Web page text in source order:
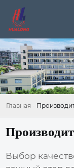
Главная -
Выбор